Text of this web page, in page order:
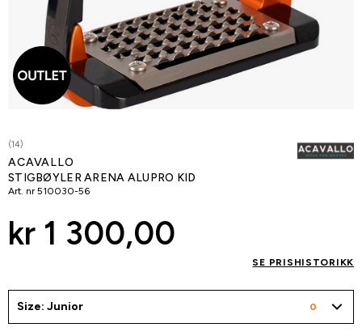
(14)
ACAVALLO
STIGBØYLER ARENA ALUPRO KID
Art. nr 510030-56
kr 1 300,00
SE PRISHISTORIKK
Size: Junior 0